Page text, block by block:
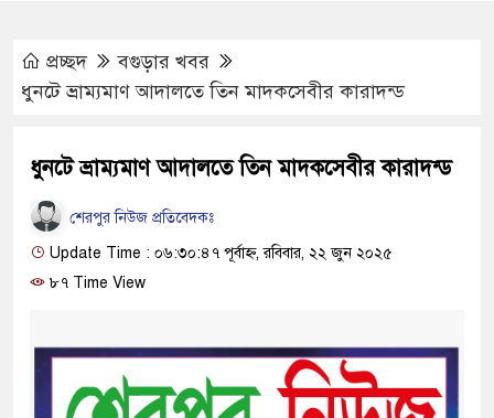
প্রচ্ছদ
বগুড়ার খবর
ধুনটে ভ্রাম্যমাণ আদালতে তিন মাদকসেবীর কারাদন্ড
ধুনটে ভ্রাম্যমাণ আদালতে তিন মাদকসেবীর কারাদন্ড
শেরপুর নিউজ প্রতিবেদকঃ
Update Time : ০৬:৩০:৪৭ পূর্বাহ্ন, রবিবার, ২২ জুন ২০২৫
৮৭ Time View